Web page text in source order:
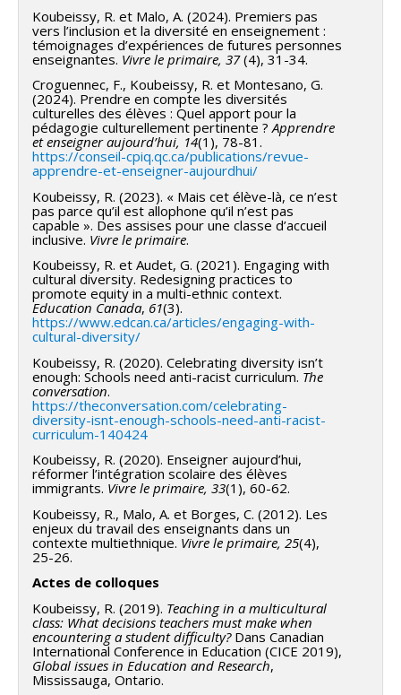
Koubeissy, R. et Malo, A. (2024). Premiers pas
vers l’inclusion et la diversité en enseignement :
témoignages d’expériences de futures personnes
enseignantes. Vivre le primaire, 37(4), 31-34.
Croguennec, F., Koubeissy, R. et Montesano, G.
(2024). Prendre en compte les diversités
culturelles des élèves : Quel apport pour la
pédagogie culturellement pertinente ?Apprendre
et enseigner aujourd’hui, 14(1), 78-81.
https://conseil-cpiq.qc.ca/publications/revue-
apprendre-et-enseigner-aujourdhui/
Koubeissy, R. (2023). « Mais cet élève-là, ce n’est
pas parce qu’il est allophone qu’il n’est pas
capable ». Des assises pour une classe d’accueil
inclusive. Vivre le primaire.
Koubeissy, R. et Audet, G. (2021). Engaging with
cultural diversity. Redesigning practices to
promote equity in a multi-ethnic context.
Education Canada, 61(3).
https://www.edcan.ca/articles/engaging-with-
cultural-diversity/
Koubeissy, R. (2020). Celebrating diversity isn’t
enough: Schools need anti-racist curriculum. The
conversation.
https://theconversation.com/celebrating-
diversity-isnt-enough-schools-need-anti-racist-
curriculum-140424
Koubeissy, R. (2020). Enseigner aujourd’hui,
réformer l’intégration scolaire des élèves
immigrants. Vivre le primaire, 33(1), 60-62.
Koubeissy, R., Malo, A. et Borges, C. (2012). Les
enjeux du travail des enseignants dans un
contexte multiethnique. Vivre le primaire, 25(4),
25-26.
Actes de colloques
Koubeissy, R. (2019). Teaching in a multicultural
class: What decisions teachers must make when
encountering a student difficulty?Dans Canadian
International Conference in Education (CICE 2019),
Global issues in Education and Research,
Mississauga, Ontario.